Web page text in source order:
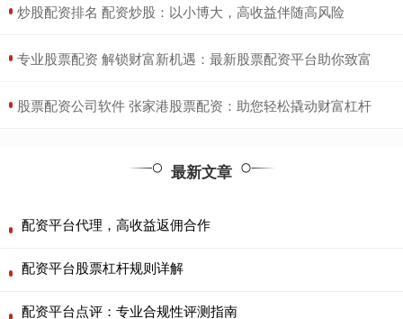
​炒股配资排名 配资炒股：以小博大，高收益伴随高风险
​专业股票配资 解锁财富新机遇：最新股票配资平台助你致富
​股票配资公司软件 张家港股票配资：助您轻松撬动财富杠杆
最新文章
配资平台代理，高收益返佣合作
配资平台股票杠杆规则详解
配资平台点评：专业合规性评测指南